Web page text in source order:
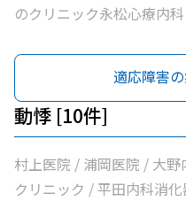
のクリニック永松心療内科
適応障害
動悸 [10件]
村上医院 / 浦岡医院 / 大
クリニック / 平田内科消